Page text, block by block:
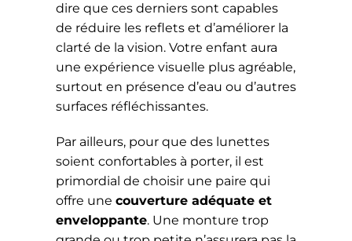
dire que ces derniers sont capables
de réduire les reflets et d’améliorer la
clarté de la vision. Votre enfant aura
une expérience visuelle plus agréable,
surtout en présence d’eau ou d’autres
surfaces réfléchissantes.
Par ailleurs, pour que des lunettes
soient confortables à porter, il est
primordial de choisir une paire qui
offre une couverture adéquate et
enveloppante. Une monture trop